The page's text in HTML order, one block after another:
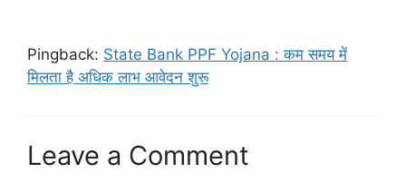
Pingback: State Bank PPF Yojana : कम समय में
मिलता है अधिक लाभ आवेदन शुरू
Leave a Comment